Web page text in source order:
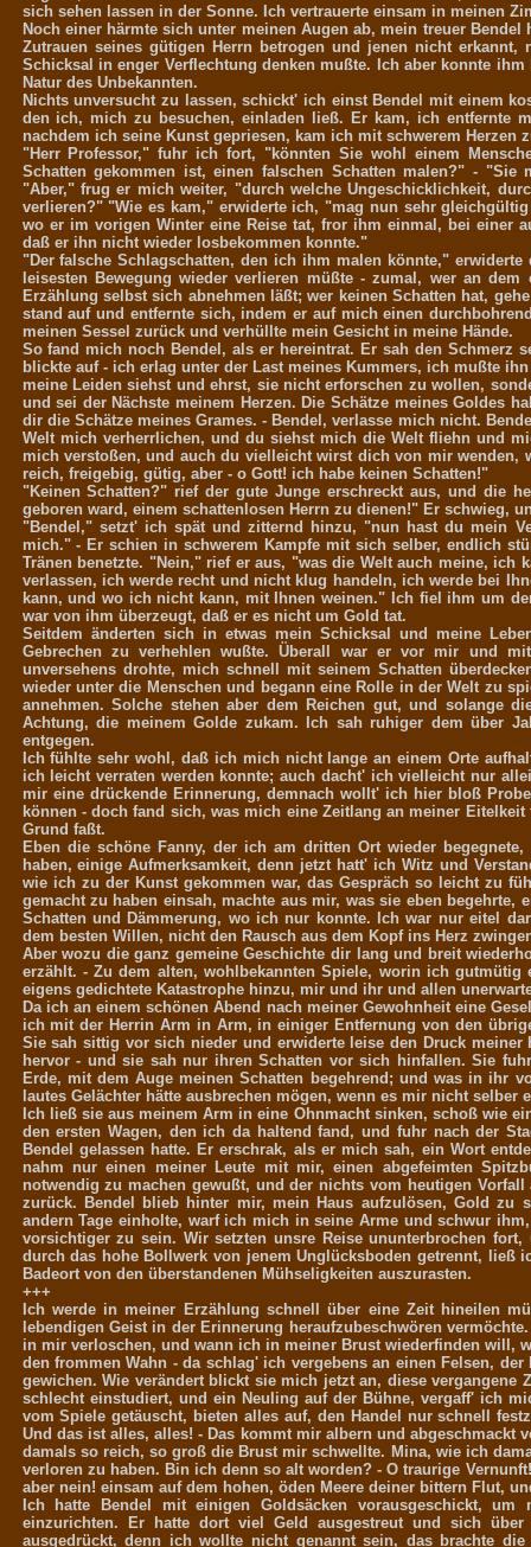
sich sehen lassen in der Sonne. Ich vertrauerte einsam in meinen
Noch einer härmte sich unter meinen Augen ab, mein treuer
Zutrauen seines gütigen Herrn betrogen und jenen nicht
Schicksal in enger Verflechtung denken mußte. Ich aber konnte
Natur des Unbekannten.
Nichts unversucht zu lassen, schickt' ich einst Bendel mit einem
den ich, mich zu besuchen, einladen ließ. Er kam, ich entfernte
nachdem ich seine Kunst gepriesen, kam ich mit schwerem
"Herr Professor," fuhr ich fort, "könnten Sie wohl einem
Schatten gekommen ist, einen falschen Schatten malen?" -
"Aber," frug er mich weiter, "durch welche Ungeschicklichkeit,
verlieren?" "Wie es kam," erwiderte ich, "mag nun sehr
wo er im vorigen Winter eine Reise tat, fror ihm einmal, bei einer
daß er ihn nicht wieder losbekommen konnte."
"Der falsche Schlagschatten, den ich ihm malen könnte,"
leisesten Bewegung wieder verlieren müßte - zumal, wer an
Erzählung selbst sich abnehmen läßt; wer keinen Schatten hat,
stand auf und entfernte sich, indem er auf mich einen
meinen Sessel zurück und verhüllte mein Gesicht in meine Hände.
So fand mich noch Bendel, als er hereintrat. Er sah den Schmerz
blickte auf - ich erlag unter der Last meines Kummers, ich mußte
meine Leiden siehst und ehrst, sie nicht erforschen zu wollen,
und sei der Nächste meinem Herzen. Die Schätze meines
dir die Schätze meines Grames. - Bendel, verlasse mich nicht.
Welt mich verherrlichen, und du siehst mich die Welt fliehn und
mich verstoßen, und auch du vielleicht wirst dich von mir
reich, freigebig, gütig, aber - o Gott! ich habe keinen Schatten!"
"Keinen Schatten?" rief der gute Junge erschreckt aus, und die
geboren ward, einem schattenlosen Herrn zu dienen!" Er schwieg,
"Bendel," setzt' ich spät und zitternd hinzu, "nun hast du mein
mich." - Er schien in schwerem Kampfe mit sich selber, endlich
Tränen benetzte. "Nein," rief er aus, "was die Welt auch meine,
verlassen, ich werde recht und nicht klug handeln, ich werde bei
kann, und wo ich nicht kann, mit Ihnen weinen." Ich fiel ihm um
war von ihm überzeugt, daß er es nicht um Gold tat.
Seitdem änderten sich in etwas mein Schicksal und meine
Gebrechen zu verhehlen wußte. Überall war er vor mir und
unversehens drohte, mich schnell mit seinem Schatten
wieder unter die Menschen und begann eine Rolle in der Welt zu
annehmen. Solche stehen aber dem Reichen gut, und solange
Achtung, die meinem Golde zukam. Ich sah ruhiger dem über
entgegen.
Ich fühlte sehr wohl, daß ich mich nicht lange an einem Orte
ich leicht verraten werden konnte; auch dacht' ich vielleicht nur
mir eine drückende Erinnerung, demnach wollt' ich hier bloß
können - doch fand sich, was mich eine Zeitlang an meiner
Grund faßt.
Eben die schöne Fanny, der ich am dritten Ort wieder
haben, einige Aufmerksamkeit, denn jetzt hatt' ich Witz und
wie ich zu der Kunst gekommen war, das Gespräch so leicht zu
gemacht zu haben einsah, machte aus mir, was sie eben
Schatten und Dämmerung, wo ich nur konnte. Ich war nur eitel
dem besten Willen, nicht den Rausch aus dem Kopf ins Herz
Aber wozu die ganz gemeine Geschichte dir lang und breit
erzählt. - Zu dem alten, wohlbekannten Spiele, worin ich
eigens gedichtete Katastrophe hinzu, mir und ihr und allen
Da ich an einem schönen Abend nach meiner Gewohnheit eine
ich mit der Herrin Arm in Arm, in einiger Entfernung von den
Sie sah sittig vor sich nieder und erwiderte leise den Druck
hervor - und sie sah nur ihren Schatten vor sich hinfallen. Sie
Erde, mit dem Auge meinen Schatten begehrend; und was in ihr
lautes Gelächter hätte ausbrechen mögen, wenn es mir nicht selber
Ich ließ sie aus meinem Arm in eine Ohnmacht sinken, schoß wie
den ersten Wagen, den ich da haltend fand, und fuhr nach der
Bendel gelassen hatte. Er erschrak, als er mich sah, ein Wort
nahm nur einen meiner Leute mit mir, einen abgefeimten
notwendig zu machen gewußt, und der nichts vom heutigen
zurück. Bendel blieb hinter mir, mein Haus aufzulösen, Gold
andern Tage einholte, warf ich mich in seine Arme und schwur
vorsichtiger zu sein. Wir setzten unsre Reise ununterbrochen
durch das hohe Bollwerk von jenem Unglücksboden getrennt, ließ
Badeort von den überstandenen Mühseligkeiten auszurasten.
+++
Ich werde in meiner Erzählung schnell über eine Zeit hineilen
lebendigen Geist in der Erinnerung heraufzubeschwören
in mir verloschen, und wann ich in meiner Brust wiederfinden will,
den frommen Wahn - da schlag' ich vergebens an einen Felsen,
gewichen. Wie verändert blickt sie mich jetzt an, diese
schlecht einstudiert, und ein Neuling auf der Bühne, vergaff' ich
vom Spiele getäuscht, bieten alles auf, den Handel nur schnell
Und das ist alles, alles! - Das kommt mir albern und
damals so reich, so groß die Brust mir schwellte. Mina, wie ich
verloren zu haben. Bin ich denn so alt worden? - O traurige
aber nein! einsam auf dem hohen, öden Meere deiner bittern Flut,
Ich hatte Bendel mit einigen Goldsäcken vorausgeschickt,
einzurichten. Er hatte dort viel Geld ausgestreut und sich
ausgedrückt, denn ich wollte nicht genannt sein, das brachte